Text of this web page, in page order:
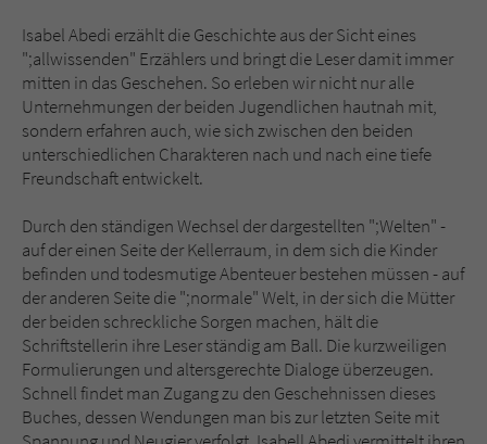
Isabel Abedi erzählt die Geschichte aus der Sicht eines
";allwissenden" Erzählers und bringt die Leser damit immer
mitten in das Geschehen. So erleben wir nicht nur alle
Unternehmungen der beiden Jugendlichen hautnah mit,
sondern erfahren auch, wie sich zwischen den beiden
unterschiedlichen Charakteren nach und nach eine tiefe
Freundschaft entwickelt.
Durch den ständigen Wechsel der dargestellten ";Welten" -
auf der einen Seite der Kellerraum, in dem sich die Kinder
befinden und todesmutige Abenteuer bestehen müssen - auf
der anderen Seite die ";normale" Welt, in der sich die Mütter
der beiden schreckliche Sorgen machen, hält die
Schriftstellerin ihre Leser ständig am Ball. Die kurzweiligen
Formulierungen und altersgerechte Dialoge überzeugen.
Schnell findet man Zugang zu den Geschehnissen dieses
Buches, dessen Wendungen man bis zur letzten Seite mit